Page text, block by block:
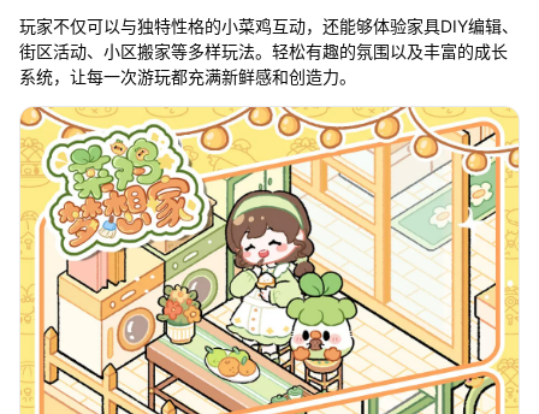
玩家不仅可以与独特性格的小菜鸡互动，还能够体验家具DIY编辑、
街区活动、小区搬家等多样玩法。轻松有趣的氛围以及丰富的成长
系统，让每一次游玩都充满新鲜感和创造力。